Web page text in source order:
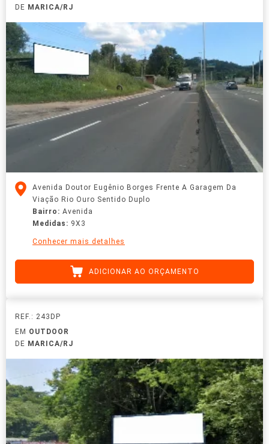
DE MARICA/RJ
Avenida Doutor Eugênio Borges Frente A Garagem Da
Viação Rio Ouro Sentido Duplo
Bairro: Avenida
Medidas: 9X3
Conhecer mais detalhes
ADICIONAR AO ORÇAMENTO
REF.: 243DP
EM OUTDOOR
DE MARICA/RJ